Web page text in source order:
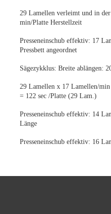
29 Lamellen verleimt und in
min/Platte Herstellzeit
Presseneinschub effektiv: 17
Pressbett angeordnet
Sägezykklus: Breite ablängen:
29 Lamellen x 17 Lamellen/
= 122 sec /Platte (29 Lam.)
Presseneinschub effektiv: 14
Länge
Presseneinschub effektiv: 16